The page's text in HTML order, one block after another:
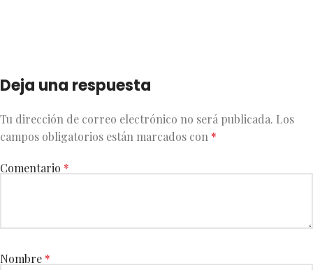
Deja una respuesta
Tu dirección de correo electrónico no será publicada. Los
campos obligatorios están marcados con *
Comentario *
Nombre *